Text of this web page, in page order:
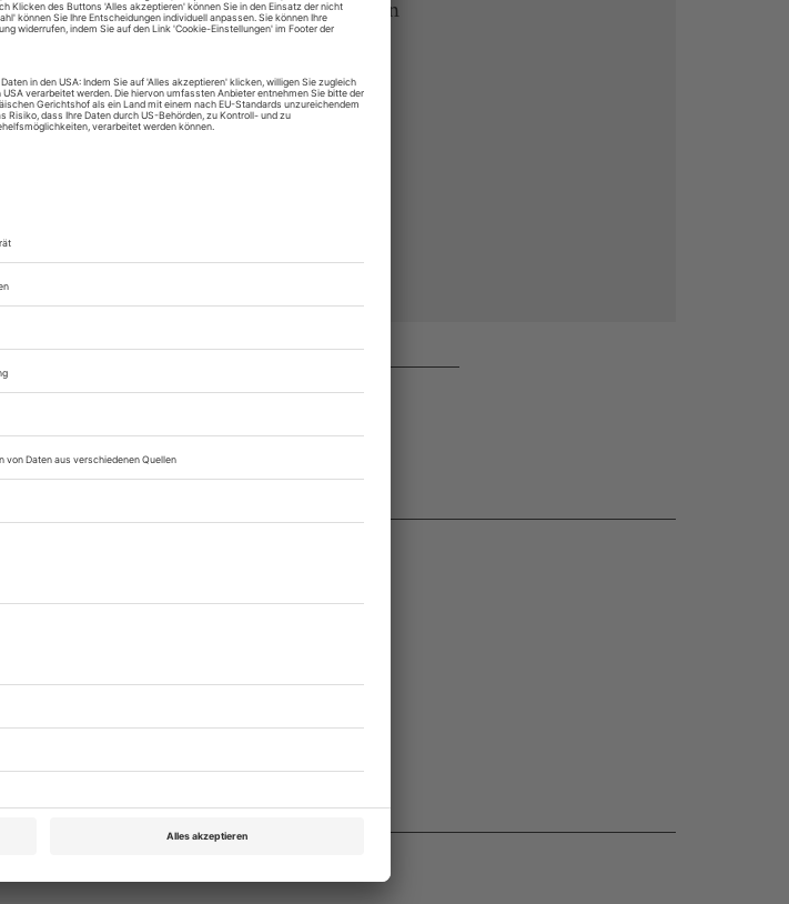
Lesegenuss auf allen Endgeräten
Zugang zum Onlinearchiv von
Opernwelt
Sie können alle Vorteile des Abos
Digital-Abo testen
Seite 49